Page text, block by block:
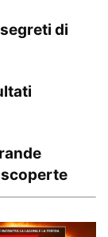
di
scoperte